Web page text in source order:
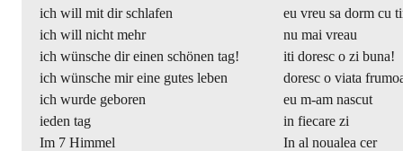
ich will mit dir schlafen
eu vreu sa dorm cu
ich will nicht mehr
nu mai vreau
ich wünsche dir einen schönen tag!
iti doresc o zi buna!
ich wünsche mir eine gutes leben
doresc o viata
ich wurde geboren
eu m-am nascut
ieden tag
in fiecare zi
Im 7 Himmel
In al noualea cer